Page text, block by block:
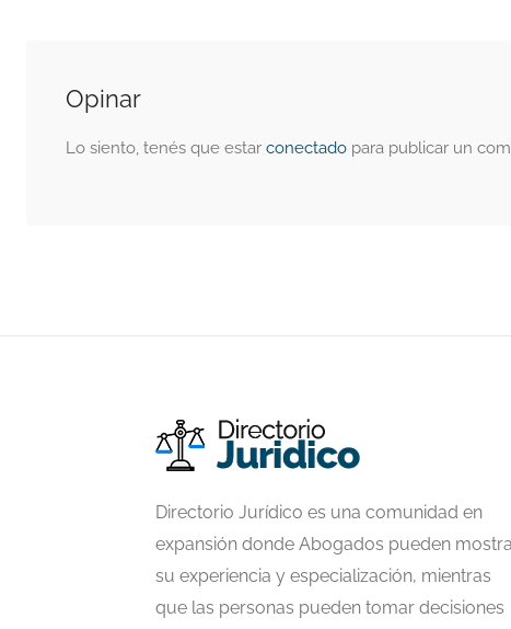
Opinar
Lo siento, tenés que estarconectado para publicar un
Directorio Jurídico es una comunidad en
expansión donde Abogados pueden
su experiencia y especialización, mientras
que las personas pueden tomar decisiones